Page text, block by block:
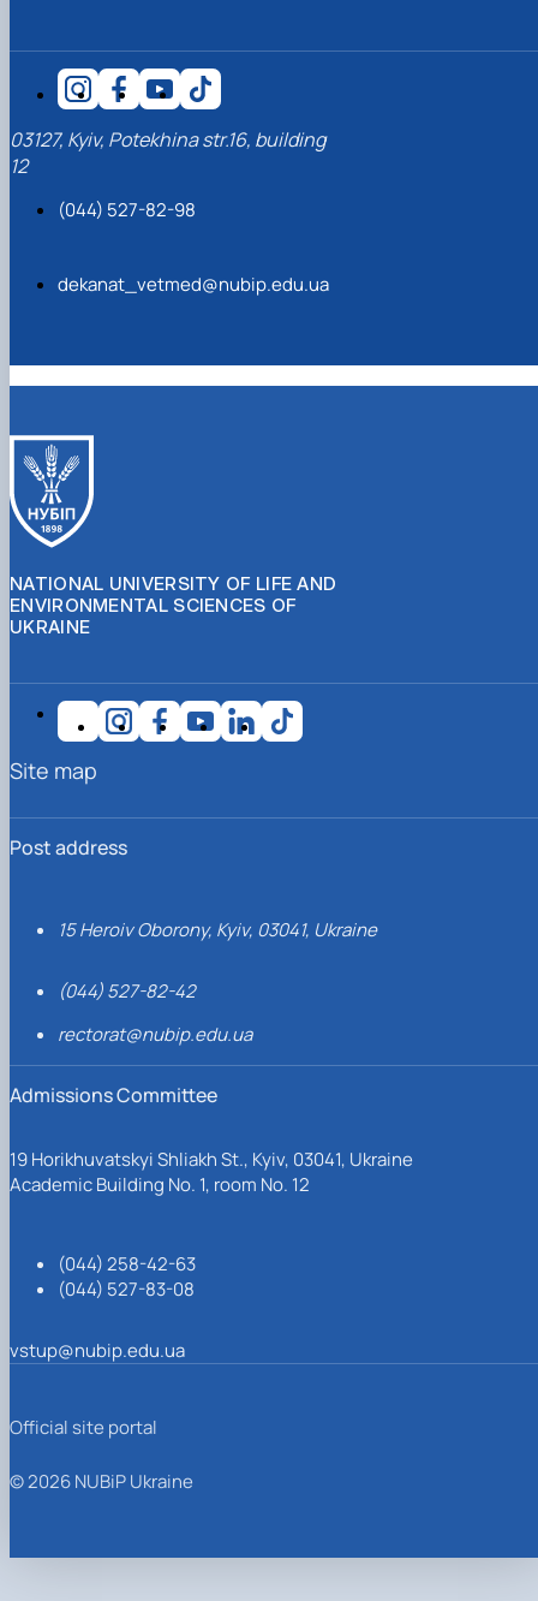
03127, Kyiv, Potekhina str.16, building
12
(044) 527-82-98
dekanat_vetmed@nubip.edu.ua
NATIONAL UNIVERSITY OF LIFE AND
ENVIRONMENTAL SCIENCES OF
UKRAINE
Post address
15 Heroiv Oborony, Kyiv, 03041, Ukraine
(044) 527-82-42
rectorat@nubip.edu.ua
Admissions Committee
19 Horikhuvatskyi Shliakh St., Kyiv, 03041, Ukraine
Academic Building No. 1, room No. 12
(044) 258-42-63
(044) 527-83-08
vstup@nubip.edu.ua
Site map
Official site portal
© 2026 NUBiP Ukraine